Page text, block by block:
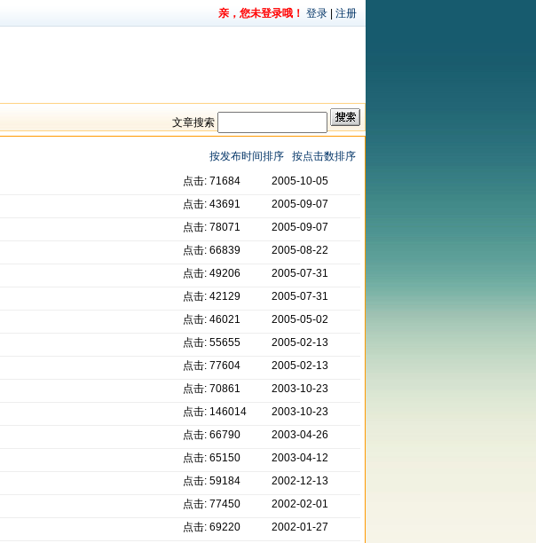
亲，您未登录哦！ 登录 注册
文章搜索
按发布时间排序 按点击数排序
2005-10-05
点击: 71684
2005-09-07
点击: 43691
2005-09-07
点击: 78071
2005-08-22
点击: 66839
2005-07-31
点击: 49206
2005-07-31
点击: 42129
2005-05-02
点击: 46021
2005-02-13
点击: 55655
2005-02-13
点击: 77604
2003-10-23
点击: 70861
2003-10-23
点击: 146014
2003-04-26
点击: 66790
2003-04-12
点击: 65150
2002-12-13
点击: 59184
2002-02-01
点击: 77450
2002-01-27
点击: 69220